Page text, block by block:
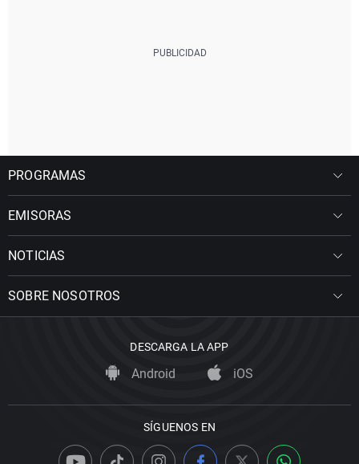
PROGRAMAS
EMISORAS
NOTICIAS
SOBRE NOSOTROS
DESCARGA LA APP
Android iOS
SÍGUENOS EN